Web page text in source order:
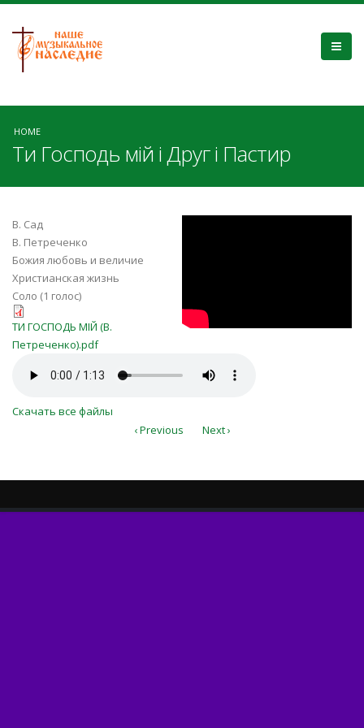
HOME
Ти Господь мій і Друг і Пастир
В. Сад
В. Петреченко
Божия любовь и величие
Христианская жизнь
Соло (1 голос)
ТИ ГОСПОДЬ МІЙ (В.
Петреченко).pdf
ТИ ГОСПОДЬ МІЙ (В.
Петреченко).pdf
Ти Господь мій, і Друг, і
Пастир..mp3
Скачать все файлы
‹ Previous Next ›